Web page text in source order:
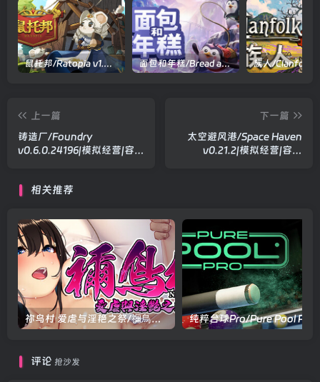
鼠托邦/Ratopia v1.0.0530|策略模拟|容量2.9GB|官方中文版 面包和年糕/Bread and Fred Build.21411256|动作冒险|容量1.1GB|官方中文版
上一篇
铸造厂/Foundry
v0.6.0.24196|模拟经营|容量
下一篇
太空避风港/Space Haven
v0.21.2|模拟经营|容量
相关推荐
祢鸟村 爱虐与淫艳之祭/禰鳥村 愛虐と淫艶の祀 V1.0.0|角色扮演|容量537MB|官方中文版
评论 抢沙发